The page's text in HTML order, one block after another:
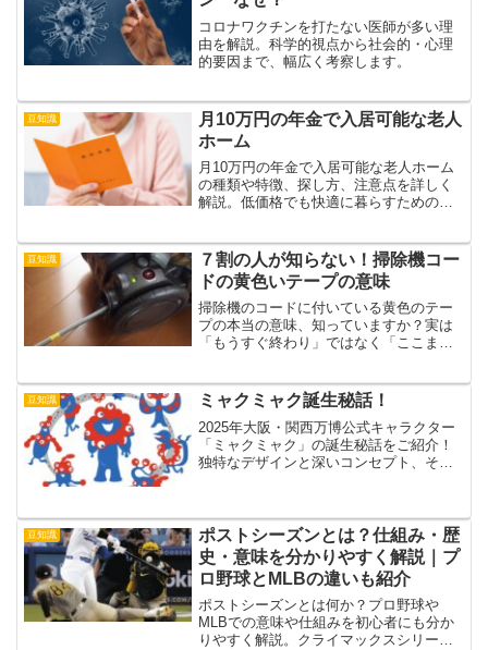
コロナワクチンを打たない医師が多い理
由を解説。科学的視点から社会的・心理
的要因まで、幅広く考察します。
豆知識
月10万円の年金で入居可能な老人
ホーム
月10万円の年金で入居可能な老人ホーム
の種類や特徴、探し方、注意点を詳しく
解説。低価格でも快適に暮らすためのア
豆知識
７割の人が知らない！掃除機コー
ドの黄色いテープの意味
掃除機のコードに付いている黄色のテー
プの本当の意味、知っていますか？実は
「もうすぐ終わり」ではなく「ここまで
持ちのコツを分かりやすく解説します。
豆知識 ミャクミャク誕生秘話！
2025年大阪・関西万博公式キャラクター
「ミャクミャク」の誕生秘話をご紹介！
独特なデザインと深いコンセプト、その
豆知識
ポストシーズンとは？仕組み・歴
史・意味を分かりやすく解説｜プ
ロ野球とMLBの違いも紹介
ポストシーズンとは何か？プロ野球や
MLBでの意味や仕組みを初心者にも分か
りやすく解説。クライマックスシリーズ